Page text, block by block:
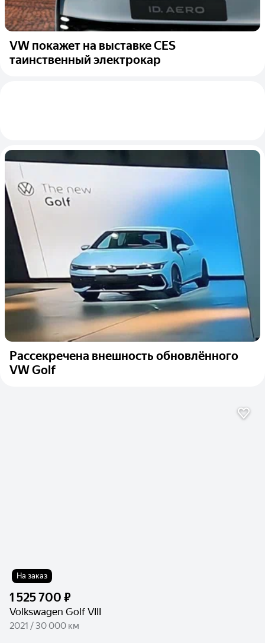
VW покажет на выставке CES
таинственный электрокар
Рассекречена внешность обновлённого
VW Golf
На заказ
1 525 700 ₽
Volkswagen Golf VIII
2021 / 30 000 км